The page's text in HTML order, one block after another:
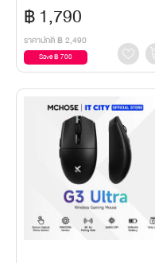
฿ 1,790
ราคาปกติ ฿ 2,490
Save ฿ 700